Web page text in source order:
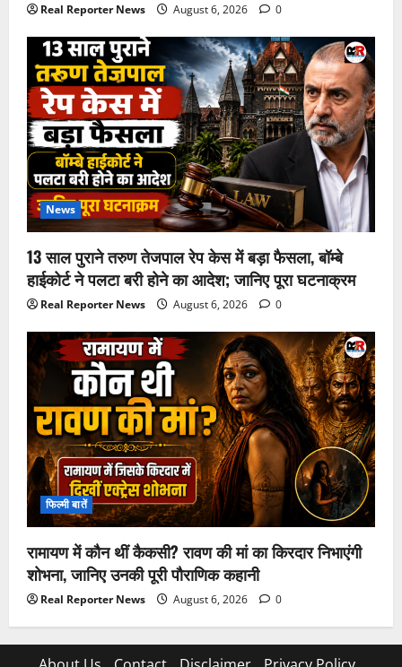
Real Reporter News August 6, 2026 0
News
13 साल पुराने तरुण तेजपाल रेप केस में बड़ा फैसला, बॉम्बे
हाईकोर्ट ने पलटा बरी होने का आदेश; जानिए पूरा घटनाक्रम
Real Reporter News August 6, 2026 0
फिल्मी बातें
रामायण में कौन थीं कैकसी? रावण की मां का किरदार निभाएंगी
शोभना, जानिए उनकी पूरी पौराणिक कहानी
Real Reporter News August 6, 2026 0